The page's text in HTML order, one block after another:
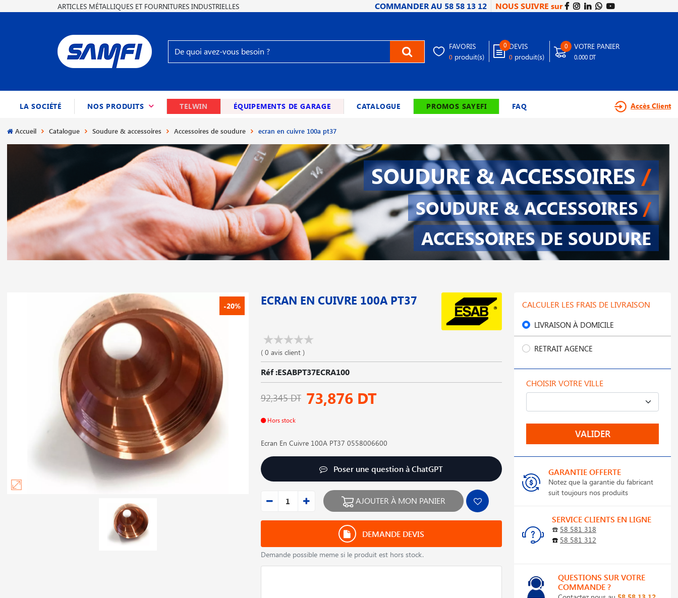
ARTICLES MÉTALLIQUES ET FOURNITURES INDUSTRIELLES COMMANDER AU 58 58 13 12 NOUS SUIVRE sur
FAVORIS
0 produit(s)
0 DEVIS
0 produit(s)
0 VOTRE PANIER
0.000 DT
LA SOCIÉTÉ NOS PRODUITS (CURRENT)TELWIN ÉQUIPEMENTS DE GARAGE CATALOGUE PROMOS SAYEFI FAQ Accès Client
Accueil Catalogue Soudure & accessoires Accessoires de soudure ecran en cuivre 100a pt37
SOUDURE & ACCESSOIRES /
SOUDURE & ACCESSOIRES/
ACCESSOIRES DE SOUDURE
-20% ECRAN EN CUIVRE 100A PT37
( 0 avis client )
Réf :ESABPT37ECRA100
92,345 DT 73,876 DT
Hors stock
Ecran En Cuivre 100A PT37 0558006600
Poser une question à ChatGPT
AJOUTER À MON PANIER
DEMANDE DEVIS
Demande possible meme si le produit est hors stock.
CALCULER LES FRAIS DE LIVRAISON
LIVRAISON À DOMICILE
RETRAIT AGENCE
CHOISIR VOTRE VILLE
VALIDER
GARANTIE OFFERTE
Notez que la garantie du fabricant
suit toujours nos produits
SERVICE CLIENTS EN LIGNE
☎️ 58 581 318
☎️ 58 581 312
QUESTIONS SUR VOTRE
COMMANDE ?